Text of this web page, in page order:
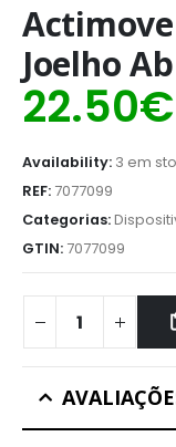
Joelho
22.50€
Availability: 3 em
REF: 7077099
Categorias:
GTIN: 7077099